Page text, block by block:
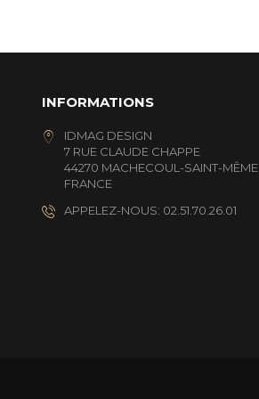
INFORMATIONS
IDMAG DESIGN
7 RUE CLAUDE CHAPPE
44270 MACHECOUL-SAINT-MÊME
FRANCE
APPELEZ-NOUS: 02.51.70.26.01